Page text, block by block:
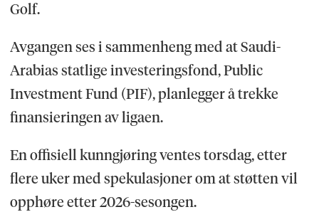
Golf.
Avgangen ses i sammenheng med at Saudi-
Arabias statlige investeringsfond, Public
Investment Fund (PIF), planlegger å trekke
finansieringen av ligaen.
En offisiell kunngjøring ventes torsdag, etter
flere uker med spekulasjoner om at støtten vil
opphøre etter 2026-sesongen.